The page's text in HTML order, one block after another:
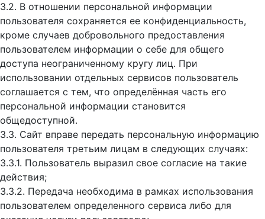
3.2. В отношении персональной информации
пользователя сохраняется ее конфиденциальность,
кроме случаев добровольного предоставления
пользователем информации о себе для общего
доступа неограниченному кругу лиц. При
использовании отдельных сервисов пользователь
соглашается с тем, что определённая часть его
персональной информации становится
общедоступной.
3.3. Сайт вправе передать персональную информацию
пользователя третьим лицам в следующих случаях:
3.3.1. Пользователь выразил свое согласие на такие
действия;
3.3.2. Передача необходима в рамках использования
пользователем определенного сервиса либо для